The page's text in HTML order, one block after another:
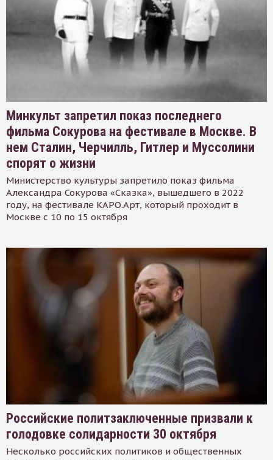
Минкульт запретил показ последнего
фильма Сокурова на фестивале в Москве. В
нем Сталин, Черчилль, Гитлер и Муссолини
спорят о жизни
Министерство культуры запретило показ фильма
Александра Сокурова «Сказка», вышедшего в 2022
году, на фестивале КАРО.Арт, который проходит в
Москве с 10 по 15 октября
Российские политзаключенные призвали к
голодовке солидарности 30 октября
Несколько российских политиков и общественных